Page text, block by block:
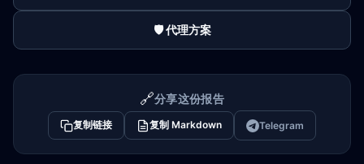
🛡️ 代理方案
🔗分享这份报告
复制链接 复制 Markdown Telegram